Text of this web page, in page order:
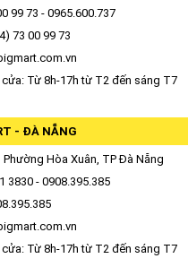
99 73 - 0965.600.737
73 00 99 73
Từ 8h-17h từ T2 đến sáng T7
- ĐÀ NẴNG
Hòa Xuân, TP Đà Nẵng
3830 - 0908.395.385
Từ 8h-17h từ T2 đến sáng T7